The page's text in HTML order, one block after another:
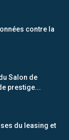
contre la
Salon de
prestige...
du leasing et